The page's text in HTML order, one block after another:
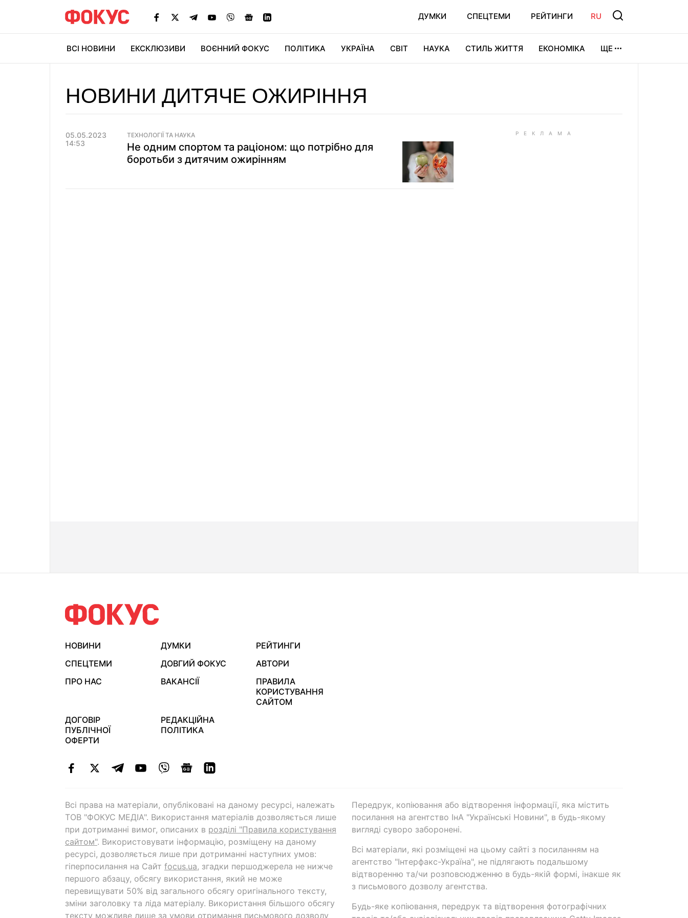
ДУМКИ СПЕЦТЕМИ РЕЙТИНГИ RU
ВСІ НОВИНИ ЕКСКЛЮЗИВИ ВОЄННИЙ ФОКУС ПОЛІТИКА УКРАЇНА СВІТ НАУКА СТИЛЬ ЖИТТЯ ЕКОНОМІКА ЩЕ
НОВИНИ ДИТЯЧЕ ОЖИРІННЯ
05.05.2023
14:53
ТЕХНОЛОГІЇ ТА НАУКА
Не одним спортом та раціоном: що потрібно для
боротьби з дитячим ожирінням
НОВИНИ ДУМКИ
РЕЙТИНГИ
СПЕЦТЕМИ
ДОВГИЙ ФОКУС
АВТОРИ
ПРО НАС
ВАКАНСІЇ
ПРАВИЛА
КОРИСТУВАННЯ
САЙТОМ
ДОГОВІР
ПУБЛІЧНОЇ
ОФЕРТИ
РЕДАКЦІЙНА
ПОЛІТИКА
Всі права на матеріали, опубліковані на даному ресурсі, належать
ТОВ "ФОКУС МЕДІА". Використання матеріалів дозволяється лише
при дотриманні вимог, описаних в розділі "Правила користування
сайтом". Використовувати інформацію, розміщену на даному
ресурсі, дозволяється лише при дотриманні наступних умов:
гіперпосилання на Cайт focus.ua, згадки першоджерела не нижче
першого абзацу, обсягу використання, який не може
перевищувати 50% від загального обсягу оригінального тексту,
зміни заголовку та ліда матеріалу. Використання більшого обсягу
тексту можливе лише за умови отримання письмового дозволу
Передрук, копіювання або відтворення інформації, яка містить
посилання на агентство ІнА "Українські Новини", в будь-якому
вигляді суворо заборонені.
Всі матеріали, які розміщені на цьому сайті з посиланням на
агентство "Інтерфакс-Україна", не підлягають подальшому
відтворенню та/чи розповсюдженню в будь-якій формі, інакше як
з письмового дозволу агентства.
Будь-яке копіювання, передрук та відтворення фотографічних